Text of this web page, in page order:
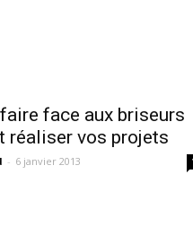
face aux briseurs
réaliser vos projets
- 6 janvier 2013